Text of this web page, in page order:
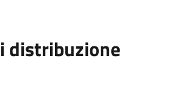
distribuzione